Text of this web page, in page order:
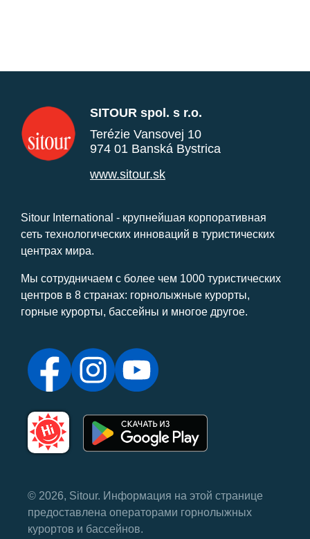
SITOUR spol. s r.o.
Terézie Vansovej 10
974 01 Banská Bystrica
www.sitour.sk
Sitour International - крупнейшая корпоративная
сеть технологических инноваций в туристических
центрах мира.
Мы сотрудничаем с более чем 1000 туристических
центров в 8 странах: горнолыжные курорты,
горные курорты, бассейны и многое другое.
© 2026, Sitour. Информация на этой странице
предоставлена ​​операторами горнолыжных
курортов и бассейнов.